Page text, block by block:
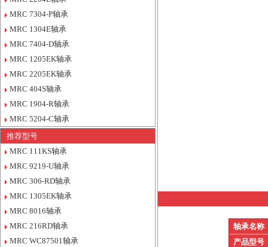
MRC 7304-P轴承
MRC 1304E轴承
MRC 7404-D轴承
MRC 1205EK轴承
MRC 2205EK轴承
MRC 404S轴承
MRC 1904-R轴承
MRC 5204-C轴承
推荐型号
MRC 111KS轴承
MRC 9219-U轴承
MRC 306-RD轴承
MRC 1305EK轴承
MRC 8016轴承
MRC 216RD轴承
MRC WC87501轴承
轴承名称
产品型号